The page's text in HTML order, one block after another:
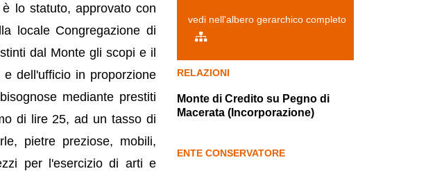
lo statuto, approvato con
locale Congregazione di
dal Monte gli scopi e il
dell'ufficio in proporzione
mediante prestiti
di lire 25, ad un tasso di
pietre preziose, mobili,
per l'esercizio di arti e
vedi nell'albero gerarchico completo
RELAZIONI
Monte di Credito su Pegno di
Macerata (Incorporazione)
ENTE CONSERVATORE